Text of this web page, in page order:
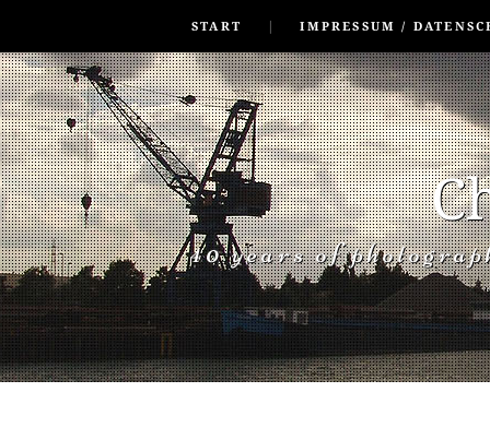
START
IMPRESSUM /
40 years of